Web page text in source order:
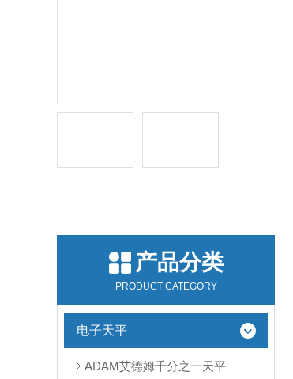
产品分类
PRODUCT CATEGORY
电子天平
ADAM艾德姆千分之一天平